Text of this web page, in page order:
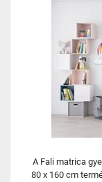
A Fali matrica
80 x 160 cm